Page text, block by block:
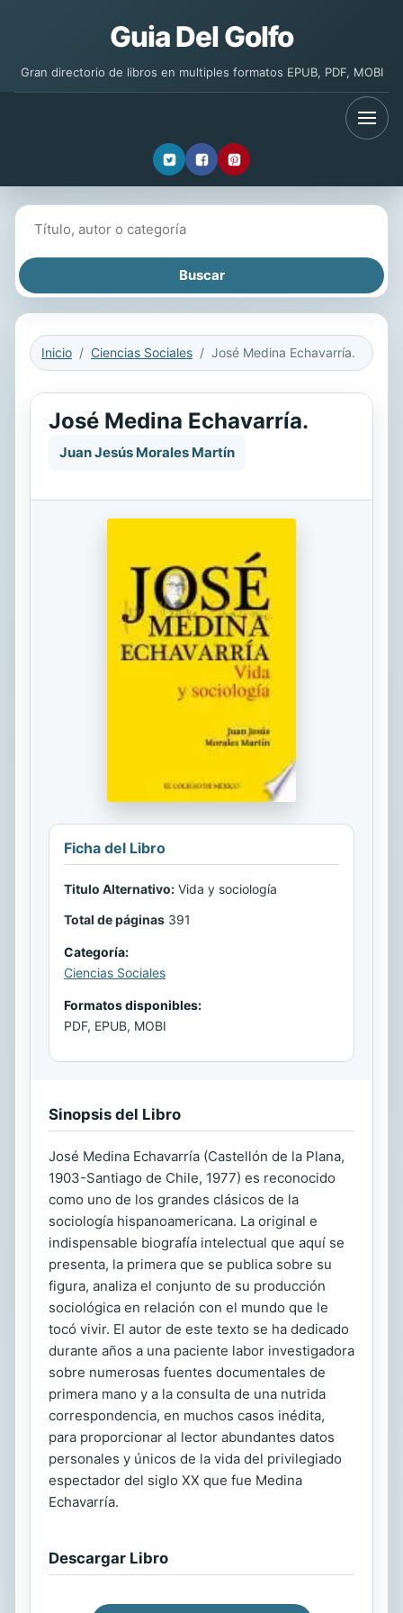
Guia Del Golfo
Gran directorio de libros en multiples formatos EPUB, PDF, MOBI
Inicio Ciencias Sociales José Medina Echavarría.
José Medina Echavarría.
Juan Jesús Morales Martín
Ficha del Libro
Titulo Alternativo: Vida y sociología
Total de páginas 391
Categoría:
Ciencias Sociales
Formatos disponibles:
PDF, EPUB, MOBI
Sinopsis del Libro
José Medina Echavarría (Castellón de la Plana,
1903-Santiago de Chile, 1977) es reconocido
como uno de los grandes clásicos de la
sociología hispanoamericana. La original e
indispensable biografía intelectual que aquí se
presenta, la primera que se publica sobre su
figura, analiza el conjunto de su producción
sociológica en relación con el mundo que le
tocó vivir. El autor de este texto se ha dedicado
durante años a una paciente labor investigadora
sobre numerosas fuentes documentales de
primera mano y a la consulta de una nutrida
correspondencia, en muchos casos inédita,
para proporcionar al lector abundantes datos
personales y únicos de la vida del privilegiado
espectador del siglo XX que fue Medina
Echavarría.
Descargar Libro